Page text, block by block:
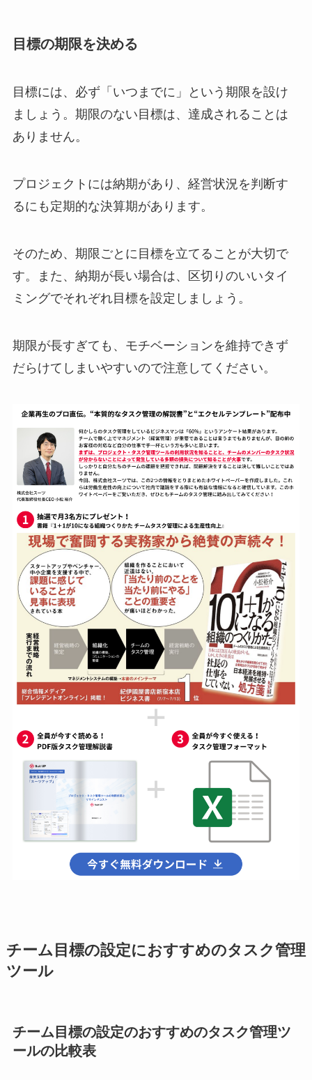
目標の期限を決める
目標には、必ず「いつまでに」という期限を設け
ましょう。期限のない目標は、達成されることは
ありません。
プロジェクトには納期があり、経営状況を判断す
るにも定期的な決算期があります。
そのため、期限ごとに目標を立てることが大切で
す。また、納期が長い場合は、区切りのいいタイ
ミングでそれぞれ目標を設定しましょう。
期限が長すぎても、モチベーションを維持できず
だらけてしまいやすいので注意してください。
チーム目標の設定におすすめのタスク管理
ツール
チーム目標の設定のおすすめのタスク管理ツ
ールの比較表